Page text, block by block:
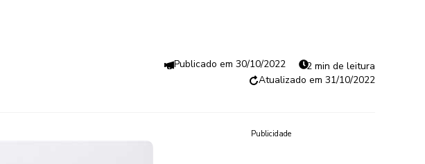
30/10/2022
2 min de leitura
31/10/2022
Publicidade